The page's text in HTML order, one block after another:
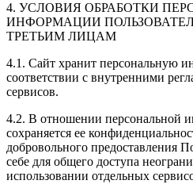
4. УСЛОВИЯ ОБРАБОТКИ
ИНФОРМАЦИИ
ТРЕТЬИМ ЛИЦАМ
4.1. Сайт хранит персональную
соответствии с внутренними
сервисов.
4.2. В отношении персональной
сохраняется ее
добровольного предоставления
себе для общего доступа
использовании отдельных